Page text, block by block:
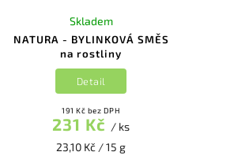
NATURA - BYLINKOVÁ SMĚS
na rostliny
Skladem
191 Kč bez DPH
231 Kč / ks
23,10 Kč / 15 g
Detail